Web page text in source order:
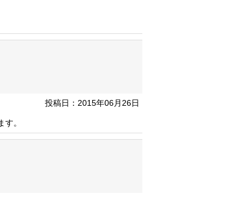
投稿日：2015年06月26日
。